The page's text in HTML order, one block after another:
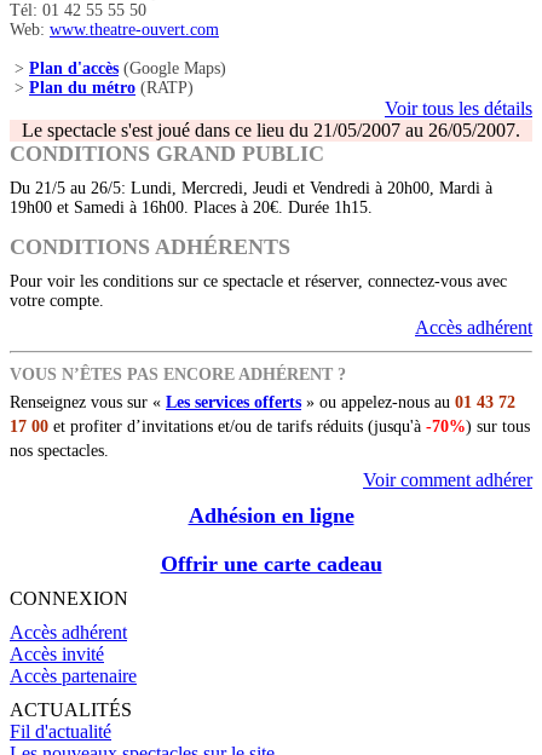
Tél: 01 42 55 55 50
Web: www.theatre-ouvert.com
> Plan d'accès (Google Maps)
> Plan du métro (RATP)
Voir tous les détails
Le spectacle s'est joué dans ce lieu du 21/05/2007 au 26/05/2007.
CONDITIONS GRAND PUBLIC
Du 21/5 au 26/5: Lundi, Mercredi, Jeudi et Vendredi à 20h00, Mardi à
19h00 et Samedi à 16h00. Places à 20€. Durée 1h15.
CONDITIONS ADHÉRENTS
Pour voir les conditions sur ce spectacle et réserver, connectez-vous avec
votre compte.
Accès adhérent
VOUS N’ÊTES PAS ENCORE ADHÉRENT ?
Renseignez vous sur « Les services offerts » ou appelez-nous au 01 43 72
17 00 et profiter d’invitations et/ou de tarifs réduits (jusqu'à -70%) sur tous
nos spectacles.
Voir comment adhérer
Adhésion en ligne
Offrir une carte cadeau
CONNEXION
Accès adhérent
Accès invité
Accès partenaire
ACTUALITÉS
Fil d'actualité